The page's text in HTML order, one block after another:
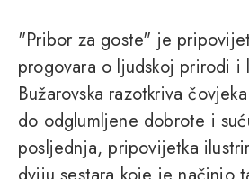
"Pribor za goste" je
progovara o ljudskoj prirodi i
Bužarovska razotkriva
do odglumljene dobrote i
posljednja, pripovijetka